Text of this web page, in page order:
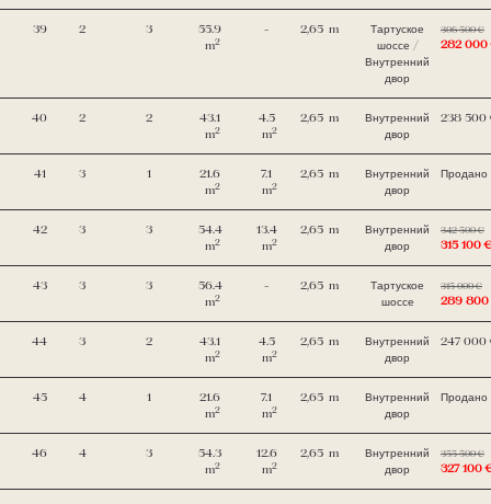
39 2 3
55.9
m2
- 2,65 m
Тартуское
шоссе /
Внутренний
двор
306 500 €
282 000
40 2 2
43.1
m2
4.5
m2
2,65 m
Внутренний
двор
238 500
41 3 1
21.6
m2
7.1
m2
2,65 m
Внутренний
двор
Продано
42 3 3
54.4
m2
13.4
m2
2,65 m
Внутренний
двор
342 500 €
315 100 €
43 3 3
56.4
m2
- 2,65 m
Тартуское
шоссе
315 000 €
289 800
44 3 2
43.1
m2
4.5
m2
2,65 m
Внутренний
двор
247 000
45 4 1
21.6
m2
7.1
m2
2,65 m
Внутренний
двор
Продано
46 4 3
54.3
m2
12.6
m2
2,65 m
Внутренний
двор
355 500 €
327 100